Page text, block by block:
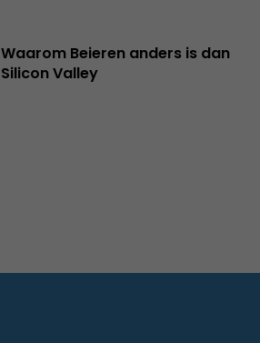
Waarom Beieren anders is dan
Silicon Valley